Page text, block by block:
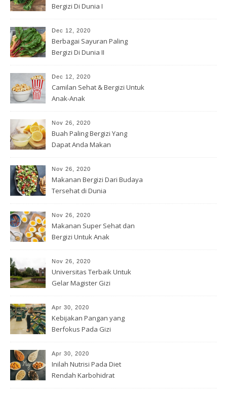
Bergizi Di Dunia I
Dec 12, 2020
Berbagai Sayuran Paling
Bergizi Di Dunia II
Dec 12, 2020
Camilan Sehat & Bergizi Untuk
Anak-Anak
Nov 26, 2020
Buah Paling Bergizi Yang
Dapat Anda Makan
Nov 26, 2020
Makanan Bergizi Dari Budaya
Tersehat di Dunia
Nov 26, 2020
Makanan Super Sehat dan
Bergizi Untuk Anak
Nov 26, 2020
Universitas Terbaik Untuk
Gelar Magister Gizi
Apr 30, 2020
Kebijakan Pangan yang
Berfokus Pada Gizi
Apr 30, 2020
Inilah Nutrisi Pada Diet
Rendah Karbohidrat